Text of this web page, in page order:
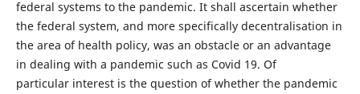
federal systems to the pandemic. It shall ascertain whether
the federal system, and more specifically decentralisation in
the area of health policy, was an obstacle or an advantage
in dealing with a pandemic such as Covid 19. Of
particular interest is the question of whether the pandemic